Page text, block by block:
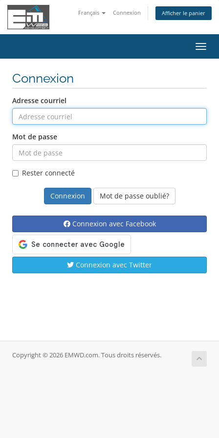
Français Connexion Afficher le panier
la
Connexion
Adresse courriel
Mot de passe
Rester connecté
Mot de passe oublié?
Connexion avec Facebook
Connexion avec Twitter
Copyright © 2026 EMWD.com. Tous droits réservés.